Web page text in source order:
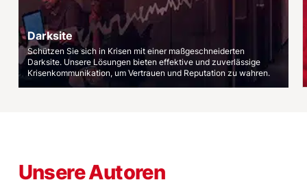
Darksite
Schützen Sie sich in Krisen mit einer maßgeschneiderten
Darksite. Unsere Lösungen bieten effektive und zuverlässige
Krisenkommunikation, um Vertrauen und Reputation zu wahren.
Unsere Autoren